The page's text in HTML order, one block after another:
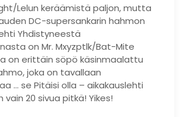
Lelun keräämistä paljon, mutta
DC-supersankarin hahmon
Yhdistyneestä
on Mr. Mxyzptlk/Bat-Mite
on erittäin söpö käsinmaalattu
joka on tavallaan
… se Pitäisi olla – aikakauslehti
20 sivua pitkä! Yikes!